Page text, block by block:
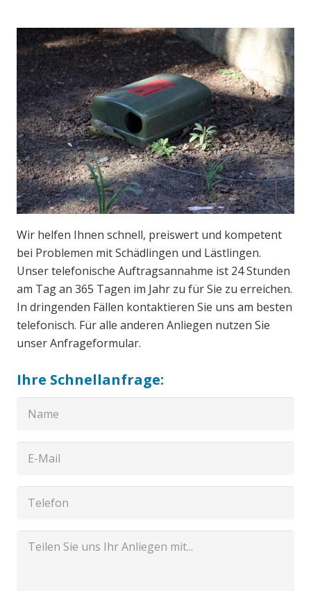
Wir helfen Ihnen schnell, preiswert und kompetent
bei Problemen mit Schädlingen und Lästlingen.
Unser telefonische Auftragsannahme ist 24 Stunden
am Tag an 365 Tagen im Jahr zu für Sie zu erreichen.
In dringenden Fällen kontaktieren Sie uns am besten
telefonisch. Für alle anderen Anliegen nutzen Sie
unser Anfrageformular.
Ihre Schnellanfrage: